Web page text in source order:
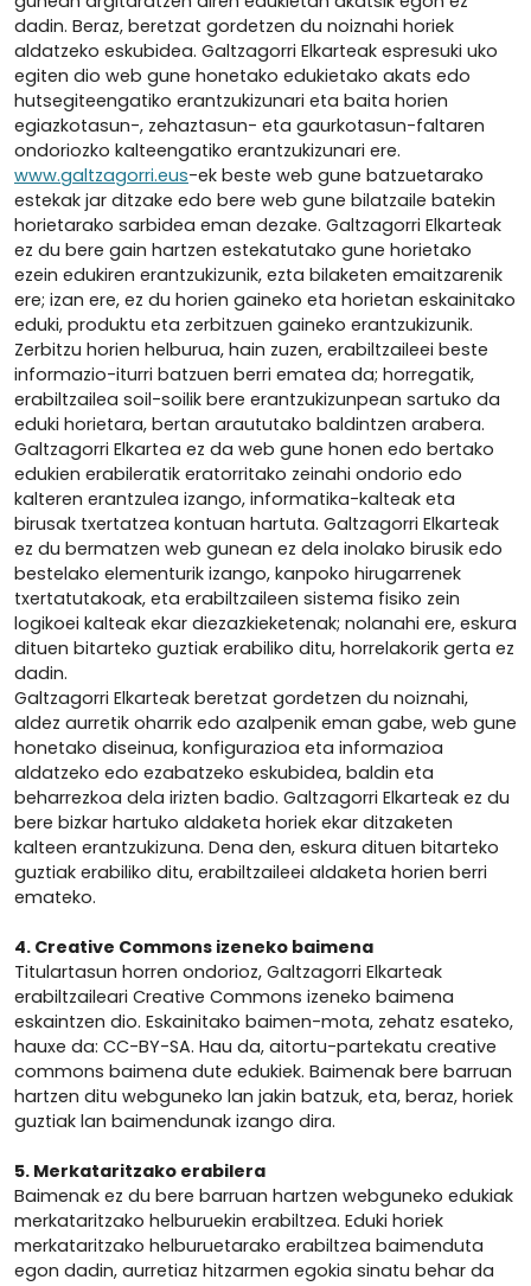
dadin. Beraz, beretzat gordetzen du noiznahi horiek
aldatzeko eskubidea. Galtzagorri Elkarteak espresuki uko
egiten dio web gune honetako edukietako akats edo
hutsegiteengatiko erantzukizunari eta baita horien
egiazkotasun-, zehaztasun- eta gaurkotasun-faltaren
ondoriozko kalteengatiko erantzukizunari ere.
www.galtzagorri.eus-ek beste web gune batzuetarako
estekak jar ditzake edo bere web gune bilatzaile batekin
horietarako sarbidea eman dezake. Galtzagorri Elkarteak
ez du bere gain hartzen estekatutako gune horietako
ezein edukiren erantzukizunik, ezta bilaketen emaitzarenik
ere; izan ere, ez du horien gaineko eta horietan eskainitako
eduki, produktu eta zerbitzuen gaineko erantzukizunik.
Zerbitzu horien helburua, hain zuzen, erabiltzaileei beste
informazio-iturri batzuen berri ematea da; horregatik,
erabiltzailea soil-soilik bere erantzukizunpean sartuko da
eduki horietara, bertan araututako baldintzen arabera.
Galtzagorri Elkartea ez da web gune honen edo bertako
edukien erabileratik eratorritako zeinahi ondorio edo
kalteren erantzulea izango, informatika-kalteak eta
birusak txertatzea kontuan hartuta. Galtzagorri Elkarteak
ez du bermatzen web gunean ez dela inolako birusik edo
bestelako elementurik izango, kanpoko hirugarrenek
txertatutakoak, eta erabiltzaileen sistema fisiko zein
logikoei kalteak ekar diezazkieketenak; nolanahi ere, eskura
dituen bitarteko guztiak erabiliko ditu, horrelakorik gerta ez
dadin.
Galtzagorri Elkarteak beretzat gordetzen du noiznahi,
aldez aurretik oharrik edo azalpenik eman gabe, web gune
honetako diseinua, konfigurazioa eta informazioa
aldatzeko edo ezabatzeko eskubidea, baldin eta
beharrezkoa dela irizten badio. Galtzagorri Elkarteak ez du
bere bizkar hartuko aldaketa horiek ekar ditzaketen
kalteen erantzukizuna. Dena den, eskura dituen bitarteko
guztiak erabiliko ditu, erabiltzaileei aldaketa horien berri
emateko.
4. Creative Commons izeneko baimena
Titulartasun horren ondorioz, Galtzagorri Elkarteak
erabiltzaileari Creative Commons izeneko baimena
eskaintzen dio. Eskainitako baimen-mota, zehatz esateko,
hauxe da: CC-BY-SA. Hau da, aitortu-partekatu creative
commons baimena dute edukiek. Baimenak bere barruan
hartzen ditu webguneko lan jakin batzuk, eta, beraz, horiek
guztiak lan baimendunak izango dira.
5. Merkataritzako erabilera
Baimenak ez du bere barruan hartzen webguneko edukiak
merkataritzako helburuekin erabiltzea. Eduki horiek
merkataritzako helburuetarako erabiltzea baimenduta
egon dadin, aurretiaz hitzarmen egokia sinatu behar da